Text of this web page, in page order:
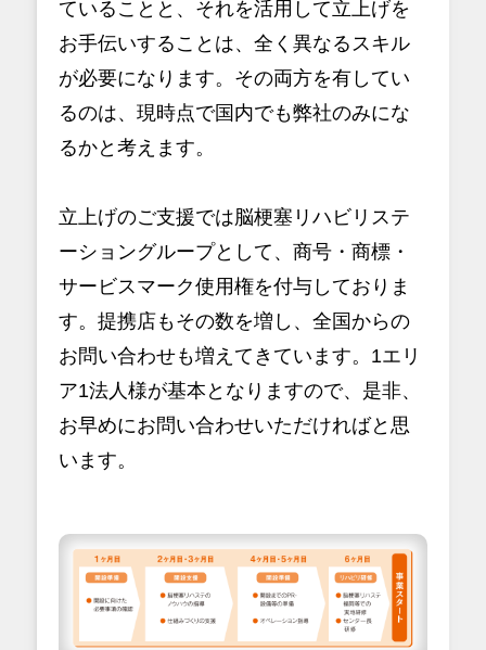
ていることと、それを活用して立上げを
お手伝いすることは、全く異なるスキル
が必要になります。その両方を有してい
るのは、現時点で国内でも弊社のみにな
るかと考えます。
立上げのご支援では脳梗塞リハビリステ
ーショングループとして、商号・商標・
サービスマーク使用権を付与しておりま
す。提携店もその数を増し、全国からの
お問い合わせも増えてきています。1エリ
ア1法人様が基本となりますので、是非、
お早めにお問い合わせいただければと思
います。